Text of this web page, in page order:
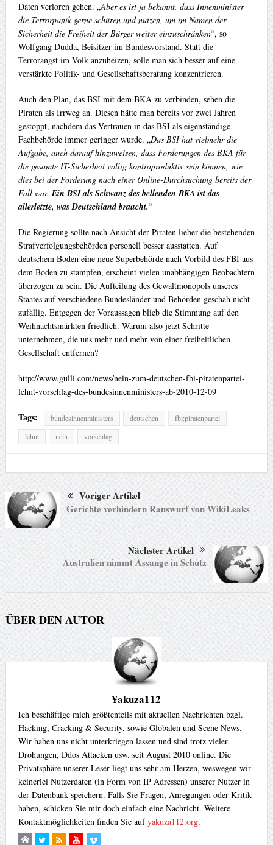
Daten verloren gehen. „Aber es ist ja bekannt, dass Innenminister
die Terrorpanik gerne schüren und nutzen, um im Namen der
Sicherheit die Freiheit der Bürger weiter einzuschränken“, so
Wolfgang Dudda, Beisitzer im Bundesvorstand. Statt die
Terrorangst im Volk anzuheizen, solle man sich besser auf eine
verstärkte Politik- und Gesellschaftsberatung konzentrieren.
Auch den Plan, das BSI mit dem BKA zu verbinden, sehen die
Piraten als Irrweg an. Diesen hätte man bereits vor zwei Jahren
gestoppt, nachdem das Vertrauen in das BSI als eigenständige
Fachbehörde immer geringer wurde. „Das BSI hat vielmehr die
Aufgabe, auch darauf hinzuweisen, dass Forderungen des BKA für
die gesamte IT-Sicherheit völlig kontraproduktiv sein können, wie
dies bei der Forderung nach einer Online-Durchsuchung bereits der
Fall war.Ein BSI als Schwanz des bellenden BKA ist das
allerletzte, was Deutschland braucht.“
Die Regierung sollte nach Ansicht der Piraten lieber die bestehenden
Strafverfolgungsbehörden personell besser ausstatten. Auf
deutschem Boden eine neue Superbehörde nach Vorbild des FBI aus
dem Boden zu stampfen, erscheint vielen unabhängigen Beobachtern
überzogen zu sein. Die Aufteilung des Gewaltmonopols unseres
Staates auf verschiedene Bundesländer und Behörden geschah nicht
zufällig. Entgegen der Voraussagen blieb die Stimmung auf den
Weihnachtsmärkten friedlich. Warum also jetzt Schritte
unternehmen, die uns mehr und mehr von einer freiheitlichen
Gesellschaft entfernen?
http://www.gulli.com/news/nein-zum-deutschen-fbi-piratenpartei-
lehnt-vorschlag-des-bundesinnenministers-ab-2010-12-09
Tags: bundesinnenministers deutschen
fbi:piratenpartei
lehnt
nein vorschlag
Voriger Artikel
Gerichte verhindern Rauswurf von WikiLeaks
Nächster Artikel
Australien nimmt Assange in Schutz
ÜBER DEN AUTOR
¥akuza112
Ich beschäftige mich größtenteils mit aktuellen Nachrichten bzgl.
Hacking, Cracking & Security, sowie Globalen und Scene News.
Wir haben uns nicht unterkriegen lassen und sind trotz vieler
Drohungen, Ddos Attacken usw. seit August 2010 online. Die
Privatsphäre unserer Leser liegt uns sehr am Herzen, weswegen wir
keinerlei Nutzerdaten (in Form von IP Adressen) unserer Nutzer in
der Datenbank speichern. Falls Sie Fragen, Anregungen oder Kritik
haben, schicken Sie mir doch einfach eine Nachricht. Weitere
Kontaktmöglichkeiten finden Sie aufyakuza112.org.